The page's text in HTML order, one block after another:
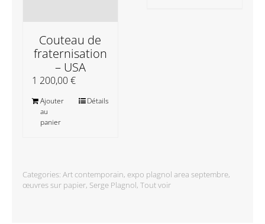
Couteau de
fraternisation
– USA
1 200,00€
Ajouter
au
panier
Détails
Categories: Art contemporain, expo plagnol area septembre,
œuvres sur papier, Serge Plagnol, Tout voir